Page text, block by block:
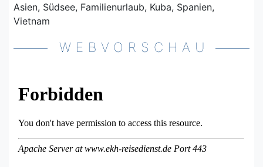
Asien, Südsee, Familienurlaub, Kuba, Spanien,
Vietnam
WEBVORSCHAU